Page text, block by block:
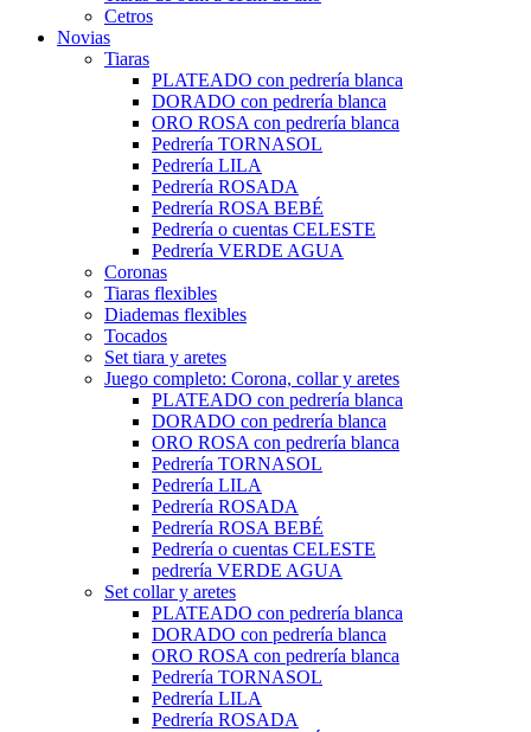
Cetros
Novias
Tiaras
PLATEADO con pedrería blanca
DORADO con pedrería blanca
ORO ROSA con pedrería blanca
Pedrería TORNASOL
Pedrería LILA
Pedrería ROSADA
Pedrería ROSA BEBÉ
Pedrería o cuentas CELESTE
Pedrería VERDE AGUA
Coronas
Tiaras flexibles
Diademas flexibles
Tocados
Set tiara y aretes
Juego completo: Corona, collar y aretes
PLATEADO con pedrería blanca
DORADO con pedrería blanca
ORO ROSA con pedrería blanca
Pedrería TORNASOL
Pedrería LILA
Pedrería ROSADA
Pedrería ROSA BEBÉ
Pedrería o cuentas CELESTE
pedrería VERDE AGUA
Set collar y aretes
PLATEADO con pedrería blanca
DORADO con pedrería blanca
ORO ROSA con pedrería blanca
Pedrería TORNASOL
Pedrería LILA
Pedrería ROSADA